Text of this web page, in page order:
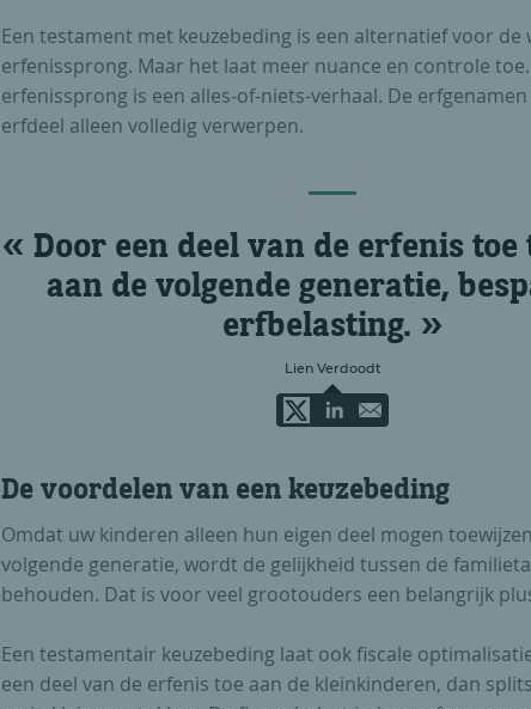
Een testament met keuzebeding is een alternatief voor de
erfenissprong. Maar het laat meer nuance en controle
erfenissprong is een alles-of-niets-verhaal. De
erfdeel alleen volledig verwerpen.
Door een deel van de erfenis
aan de volgende generatie,
erfbelasting.
Lien Verdoodt
De voordelen van een keuzebeding
Omdat uw kinderen alleen hun eigen deel mogen
volgende generatie, wordt de gelijkheid tussen de
behouden. Dat is voor veel grootouders een belangrijk
Een testamentair keuzebeding laat ook fiscale
een deel van de erfenis toe aan de kleinkinderen, dan